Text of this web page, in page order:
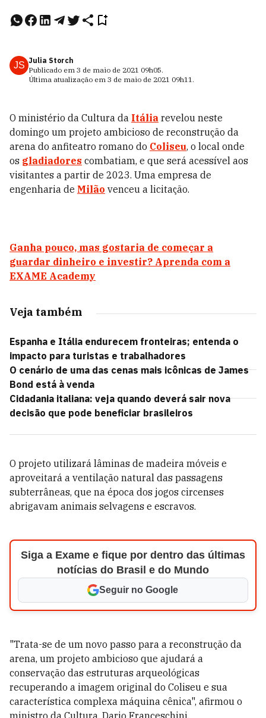
JS Julia Storch
Publicado em 3 de maio de 2021 09h05.
Última atualização em 3 de maio de 2021 09h11.
O ministério da Cultura da Itália revelou neste
domingo um projeto ambicioso de reconstrução da
arena do anfiteatro romano do Coliseu, o local onde
os gladiadores combatiam, e que será acessível aos
visitantes a partir de 2023. Uma empresa de
engenharia de Milão venceu a licitação.
Ganha pouco, mas gostaria de começar a
guardar dinheiro e investir? Aprenda com a
EXAME Academy
Veja também
Espanha e Itália endurecem fronteiras; entenda o
impacto para turistas e trabalhadores
O cenário de uma das cenas mais icônicas de James
Bond está à venda
Cidadania italiana: veja quando deverá sair nova
decisão que pode beneficiar brasileiros
O projeto utilizará lâminas de madeira móveis e
aproveitará a ventilação natural das passagens
subterrâneas, que na época dos jogos circenses
abrigavam animais selvagens e escravos.
Siga a Exame e fique por dentro das últimas
notícias do Brasil e do Mundo
Seguir no Google
"Trata-se de um novo passo para a reconstrução da
arena, um projeto ambicioso que ajudará a
conservação das estruturas arqueológicas
recuperando a imagem original do Coliseu e sua
característica complexa máquina cênica", afirmou o
ministro da Cultura, Dario Franceschini.